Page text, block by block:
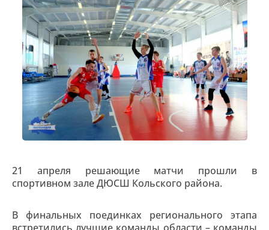
21 апреля решающие матчи прошли в
спортивном зале ДЮСШ Кольского района.
В финальных поединках регионального этапа